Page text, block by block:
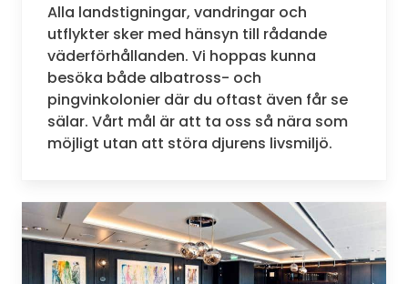
Alla landstigningar, vandringar och
utflykter sker med hänsyn till rådande
väderförhållanden. Vi hoppas kunna
besöka både albatross- och
pingvinkolonier där du oftast även får se
sälar. Vårt mål är att ta oss så nära som
möjligt utan att störa djurens livsmiljö.